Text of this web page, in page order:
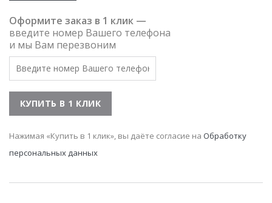
Оформите заказ в 1 клик —
введите номер Вашего телефона
и мы Вам перезвоним
Нажимая «Купить в 1 клик», вы даёте согласие на Обработку
персональных данных